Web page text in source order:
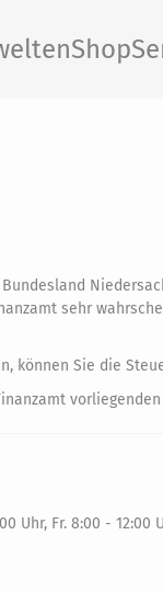
Shop
sehr
können Sie die
Uhr, Fr. 8:00 - 12:00